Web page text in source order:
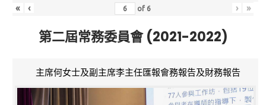
« ‹ of 6 › »
第二屆常務委員會 (2021-2022)
主席何女士及副主席李主任匯報會務報告及財務報告